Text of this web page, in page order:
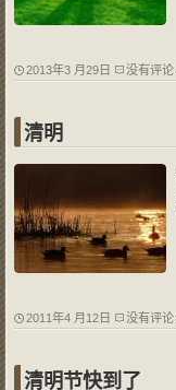
2013年3 月29日 没有评论
清明
2011年4 月12日 没有评论
清明节快到了